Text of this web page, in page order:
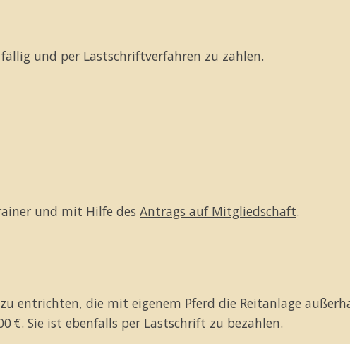
und per Lastschriftverfahren zu zahlen.
und mit Hilfe des Antrags auf Mitgliedschaft.
entrichten, die mit eigenem Pferd die Reitanlage
€. Sie ist ebenfalls per Lastschrift zu bezahlen.